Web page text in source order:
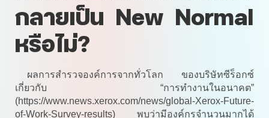
กลายเป็น New Normal
หรือไม่?
ผลการสำรวจองค์การจากทั่วโลก ของบริษัทซีร็อกซ์
เกี่ยวกับ “การทำงานในอนาคต”
(https://www.news.xerox.com/news/global-Xerox-Future-
of-Work-Survey-results) พบว่ามีองค์กรจำนวนมากได้